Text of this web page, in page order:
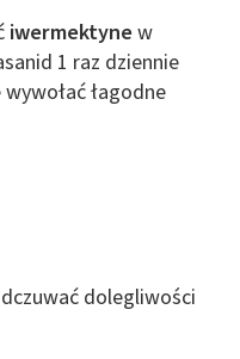
iwermektynew
1 raz dziennie
łagodne
dolegliwości